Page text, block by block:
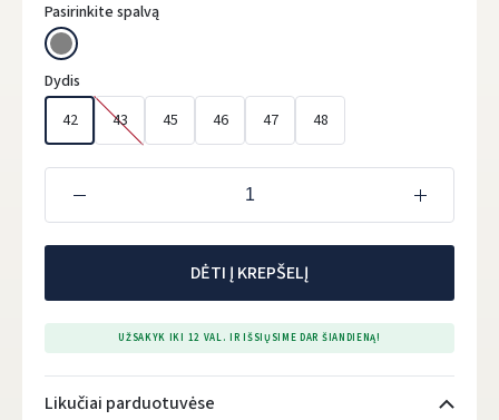
Pasirinkite spalvą
Dydis
42
43 45 46 47 48
DĖTI Į KREPŠELĮ
UŽSAKYK IKI 12 VAL. IR IŠSIŲSIME DAR ŠIANDIENĄ!
Likučiai parduotuvėse